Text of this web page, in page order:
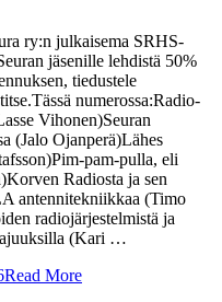
ry:n julkaisema SRHS-
jäsenille lehdistä 50%
tiedustele
numerossa:Radio-
Vihonen)Seuran
(Jalo Ojanperä)Lähes
pam-pulla, eli
Radiosta ja sen
antennitekniikkaa (Timo
radiojärjestelmistä ja
(Kari …
Read More